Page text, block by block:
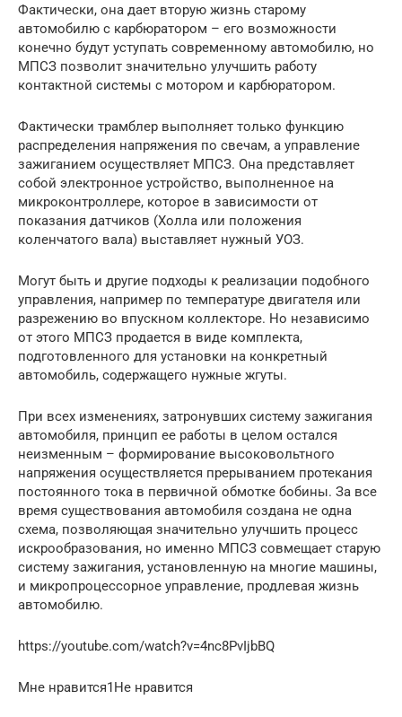
Фактически, она дает вторую жизнь старому
автомобилю с карбюратором – его возможности
конечно будут уступать современному автомобилю, но
МПСЗ позволит значительно улучшить работу
контактной системы с мотором и карбюратором.
Фактически трамблер выполняет только функцию
распределения напряжения по свечам, а управление
зажиганием осуществляет МПСЗ. Она представляет
собой электронное устройство, выполненное на
микроконтроллере, которое в зависимости от
показания датчиков (Холла или положения
коленчатого вала) выставляет нужный УОЗ.
Могут быть и другие подходы к реализации подобного
управления, например по температуре двигателя или
разрежению во впускном коллекторе. Но независимо
от этого МПСЗ продается в виде комплекта,
подготовленного для установки на конкретный
автомобиль, содержащего нужные жгуты.
При всех изменениях, затронувших систему зажигания
автомобиля, принцип ее работы в целом остался
неизменным – формирование высоковольтного
напряжения осуществляется прерыванием протекания
постоянного тока в первичной обмотке бобины. За все
время существования автомобиля создана не одна
схема, позволяющая значительно улучшить процесс
искрообразования, но именно МПСЗ совмещает старую
систему зажигания, установленную на многие машины,
и микропроцессорное управление, продлевая жизнь
автомобилю.
https://youtube.com/watch?v=4nc8PvIjbBQ
Мне нравится1Не нравится